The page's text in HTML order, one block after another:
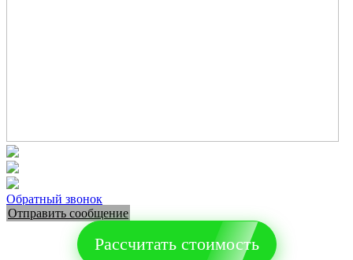
Обратный звонок
Отправить сообщение
Рассчитать стоимость